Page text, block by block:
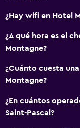
¿Hay wifi en Hotel
¿A qué hora es el
Montagne?
¿Cuánto cuesta
Montagne?
¿En cuántos
Saint-Pascal?